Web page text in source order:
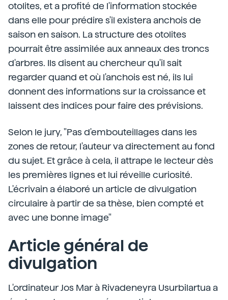
otolites, et a profité de l'information stockée
dans elle pour prédire s'il existera anchois de
saison en saison. La structure des otolites
pourrait être assimilée aux anneaux des troncs
d'arbres. Ils disent au chercheur qu'il sait
regarder quand et où l'anchois est né, ils lui
donnent des informations sur la croissance et
laissent des indices pour faire des prévisions.
Selon le jury, "Pas d'embouteillages dans les
zones de retour, l'auteur va directement au fond
du sujet. Et grâce à cela, il attrape le lecteur dès
les premières lignes et lui réveille curiosité.
L'écrivain a élaboré un article de divulgation
circulaire à partir de sa thèse, bien compté et
avec une bonne image"
Article général de
divulgation
L'ordinateur Jos Mar à Rivadeneyra Usurbilartua a